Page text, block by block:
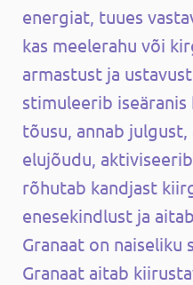
energiat, tuues
kas meelerahu või
armastust ja
stimuleerib
tõusu, annab
elujõudu,
rõhutab kandjast
enesekindlust ja
Granaat on naiseliku
Granaat aitab